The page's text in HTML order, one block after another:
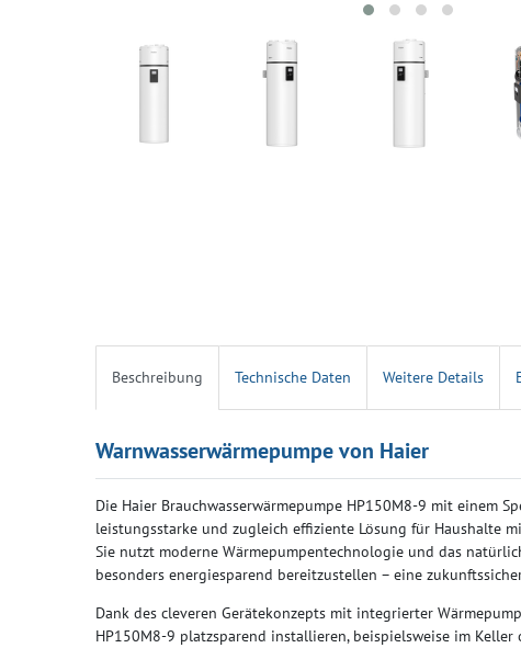
Beschreibung Technische Daten Weitere Details
Warnwasserwärmepumpe von Haier
Die Haier Brauchwasserwärmepumpe HP150M8-9 mit einem
leistungsstarke und zugleich effiziente Lösung für Haushalte
Sie nutzt moderne Wärmepumpentechnologie und das
besonders energiesparend bereitzustellen – eine
Dank des cleveren Gerätekonzepts mit integrierter
HP150M8-9 platzsparend installieren, beispielsweise im